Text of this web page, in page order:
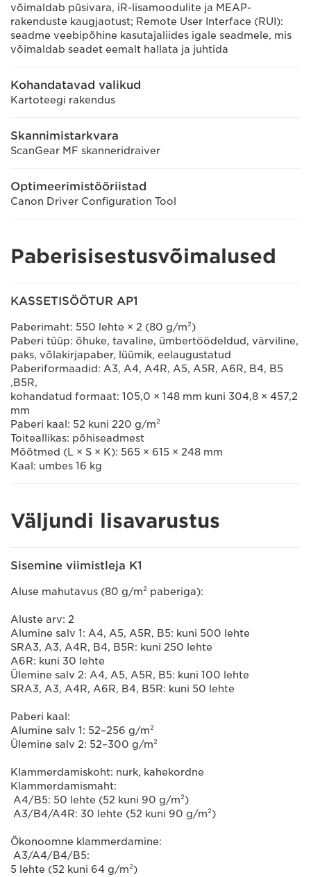
võimaldab püsivara, iR-lisamoodulite ja MEAP-
rakenduste kaugjaotust; Remote User Interface (RUI):
seadme veebipõhine kasutajaliides igale seadmele, mis
võimaldab seadet eemalt hallata ja juhtida
Kohandatavad valikud
Kartoteegi rakendus
Skannimistarkvara
ScanGear MF skanneridraiver
Optimeerimistööriistad
Canon Driver Configuration Tool
Paberisisestusvõimalused
KASSETISÖÖTUR AP1
Paberimaht: 550 lehte × 2 (80 g/m²)
Paberi tüüp: õhuke, tavaline, ümbertöödeldud, värviline,
paks, võlakirjapaber, lüümik, eelaugustatud
Paberiformaadid: A3, A4, A4R, A5, A5R, A6R, B4, B5
,B5R,
kohandatud formaat: 105,0 × 148 mm kuni 304,8 × 457,2
mm
Paberi kaal: 52 kuni 220 g/m²
Toiteallikas: põhiseadmest
Mõõtmed (L × S × K): 565 × 615 × 248 mm
Kaal: umbes 16 kg
Väljundi lisavarustus
Sisemine viimistleja K1
Aluse mahutavus (80 g/m² paberiga):
Aluste arv: 2
Alumine salv 1: A4, A5, A5R, B5: kuni 500 lehte
SRA3, A3, A4R, B4, B5R: kuni 250 lehte
A6R: kuni 30 lehte
Ülemine salv 2: A4, A5, A5R, B5: kuni 100 lehte
SRA3, A3, A4R, A6R, B4, B5R: kuni 50 lehte
Paberi kaal:
Alumine salv 1: 52–256 g/m²
Ülemine salv 2: 52–300 g/m²
Klammerdamiskoht: nurk, kahekordne
Klammerdamismaht:
A4/B5: 50 lehte (52 kuni 90 g/m²)
A3/B4/A4R: 30 lehte (52 kuni 90 g/m²)
Ökonoomne klammerdamine:
A3/A4/B4/B5:
5 lehte (52 kuni 64 g/m²)